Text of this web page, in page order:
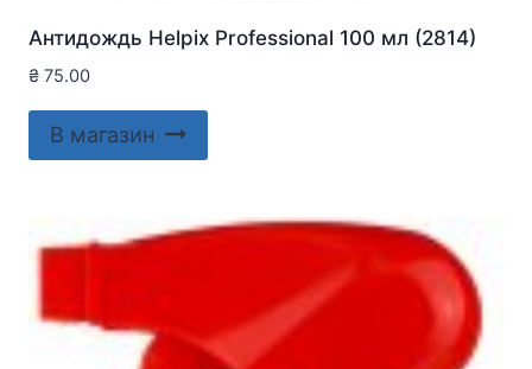
Антидождь Helpix Professional 100 мл (2814)
₴ 75.00
В магазин